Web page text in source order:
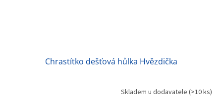
Chrastítko dešťová hůlka Hvězdička
Skladem u dodavatele (>10 ks)